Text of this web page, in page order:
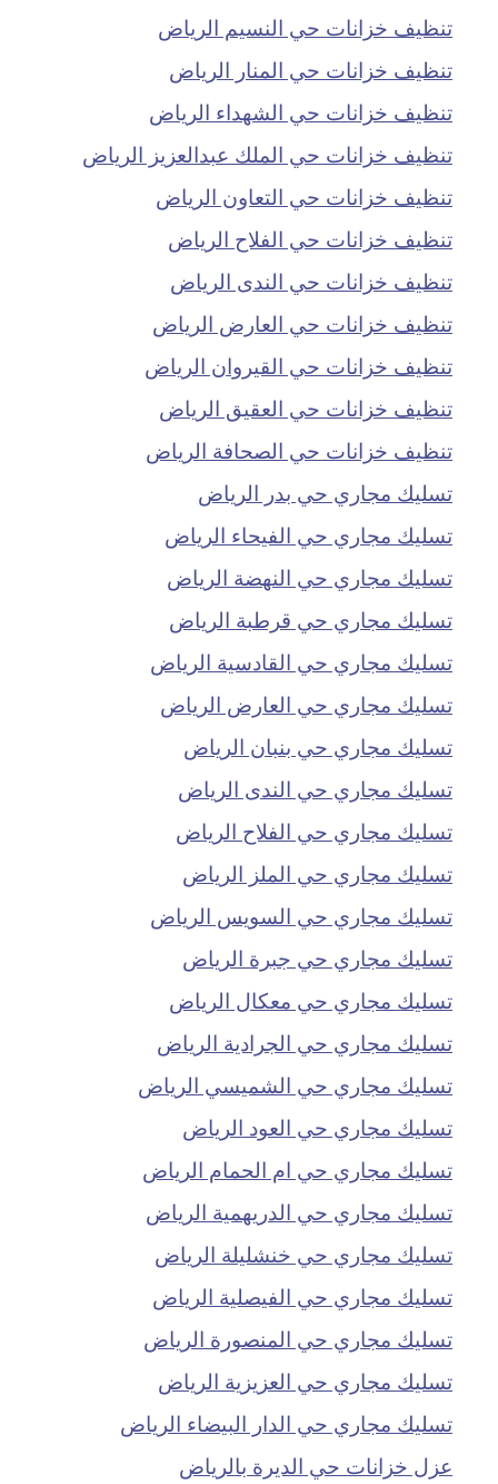
تنظيف خزانات حي النسيم الرياض
تنظيف خزانات حي المنار الرياض
تنظيف خزانات حي الشهداء الرياض
تنظيف خزانات حي الملك عبدالعزيز الرياض
تنظيف خزانات حي التعاون الرياض
تنظيف خزانات حي الفلاح الرياض
تنظيف خزانات حي الندى الرياض
تنظيف خزانات حي العارض الرياض
تنظيف خزانات حي القيروان الرياض
تنظيف خزانات حي العقيق الرياض
تنظيف خزانات حي الصحافة الرياض
تسليك مجاري حي بدر الرياض
تسليك مجاري حي الفيحاء الرياض
تسليك مجاري حي النهضة الرياض
تسليك مجاري حي قرطبة الرياض
تسليك مجاري حي القادسية الرياض
تسليك مجاري حي العارض الرياض
تسليك مجاري حي بنبان الرياض
تسليك مجاري حي الندى الرياض
تسليك مجاري حي الفلاح الرياض
تسليك مجاري حي الملز الرياض
تسليك مجاري حي السويس الرياض
تسليك مجاري حي جبرة الرياض
تسليك مجاري حي معكال الرياض
تسليك مجاري حي الجرادية الرياض
تسليك مجاري حي الشميسي الرياض
تسليك مجاري حي العود الرياض
تسليك مجاري حي ام الحمام الرياض
تسليك مجاري حي الدريهمية الرياض
تسليك مجاري حي خنشليلة الرياض
تسليك مجاري حي الفيصلية الرياض
تسليك مجاري حي المنصورة الرياض
تسليك مجاري حي العزيزية الرياض
تسليك مجاري حي الدار البيضاء الرياض
عزل خزانات حي الديرة بالرياض